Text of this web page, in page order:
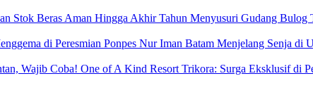
Menyusuri Gudang Bulog
Menjelang Senja di
One of A Kind Resort Trikora: Surga Eksklusif di